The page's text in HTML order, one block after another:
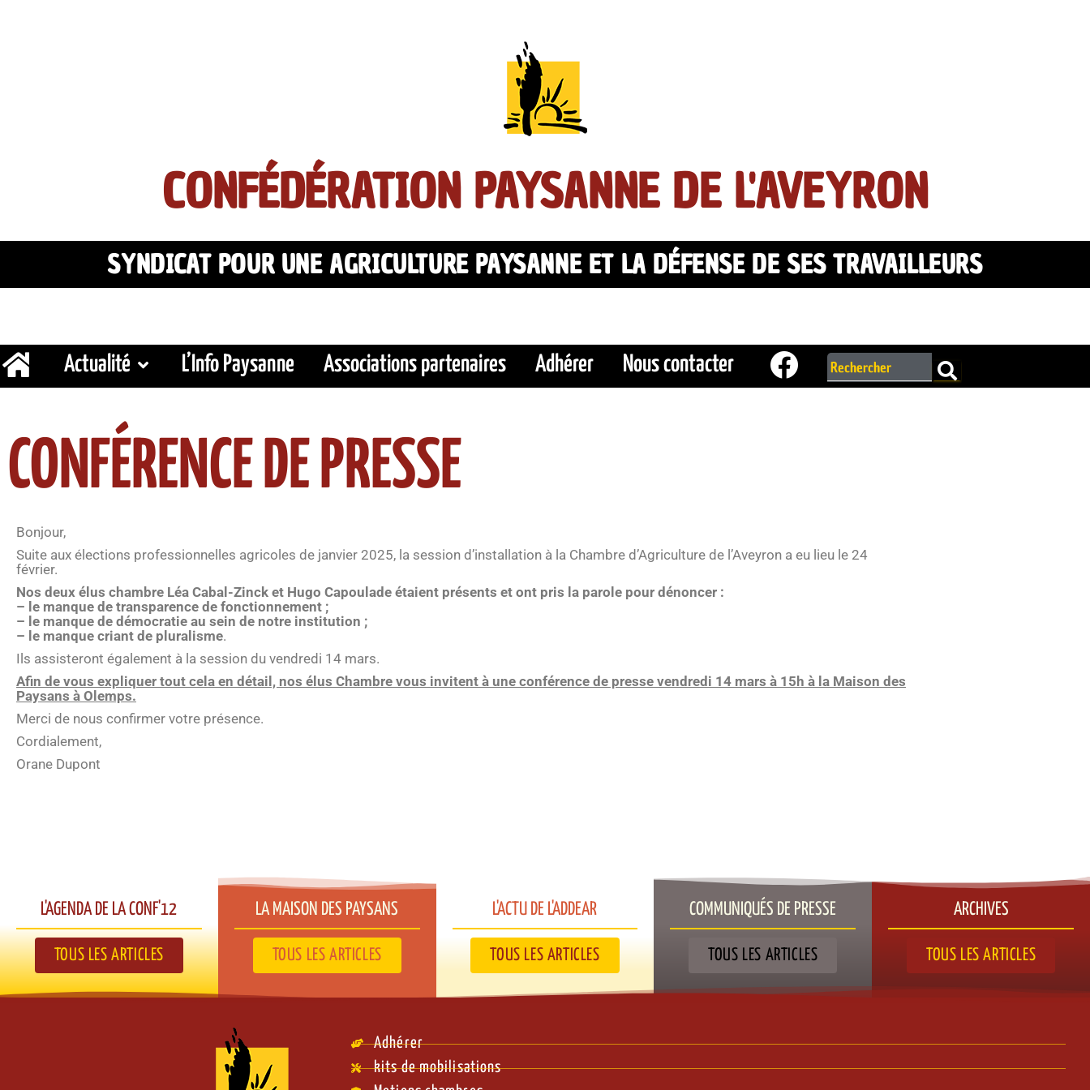
CONFÉDÉRATION PAYSANNE DE L'AVEYRON
SYNDICAT POUR UNE AGRICULTURE PAYSANNE ET LA DÉFENSE DE SES TRAVAILLEURS
Actualité L’Info Paysanne Associations partenaires Adhérer Nous contacter
CONFÉRENCE DE PRESSE
Bonjour,
Suite aux élections professionnelles agricoles de janvier 2025, la session d’installation à la Chambre d’Agriculture de l’Aveyron a eu lieu le 24
février.
Nos deux élus chambre Léa Cabal-Zinck et Hugo Capoulade étaient présents et ont pris la parole pour dénoncer :
– le manque de transparence de fonctionnement ;
– le manque de démocratie au sein de notre institution ;
– le manque criant de pluralisme.
Ils assisteront également à la session du vendredi 14 mars.
Afin de vous expliquer tout cela en détail, nos élus Chambre vous invitent à une conférence de presse vendredi 14 mars à 15h à la Maison des
Paysans à Olemps.
Merci de nous confirmer votre présence.
Cordialement,
Orane Dupont
L'AGENDA DE LA CONF'12​
TOUS LES ARTICLES
LA MAISON DES PAYSANS​
TOUS LES ARTICLES
L'ACTU DE L'ADDEAR​
TOUS LES ARTICLES
COMMUNIQUÉS DE PRESSE​
TOUS LES ARTICLES
ARCHIVES
TOUS LES ARTICLES
Adhérer
kits de mobilisations